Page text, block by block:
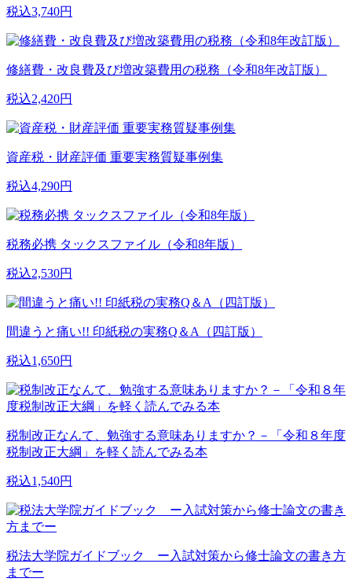
税込3,740円
修繕費・改良費及び増改築費用の税務（令和8年改訂版）
税込2,420円
資産税・財産評価 重要実務質疑事例集
税込4,290円
税務必携 タックスファイル（令和8年版）
税込2,530円
間違うと痛い!! 印紙税の実務Q＆A（四訂版）
税込1,650円
税制改正なんて、勉強する意味ありますか？－「令和８年度
税制改正大綱」を軽く読んでみる本
税込1,540円
税法大学院ガイドブック ー入試対策から修士論文の書き方
までー